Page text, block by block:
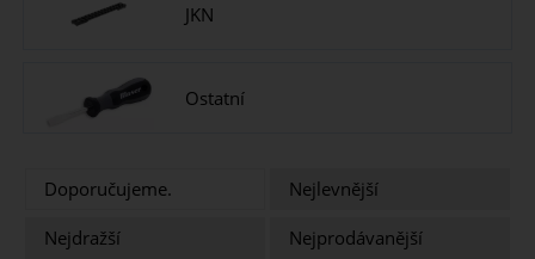
JKN
Ostatní
Doporučujeme.
Nejlevnější
Nejdražší
Nejprodávanější